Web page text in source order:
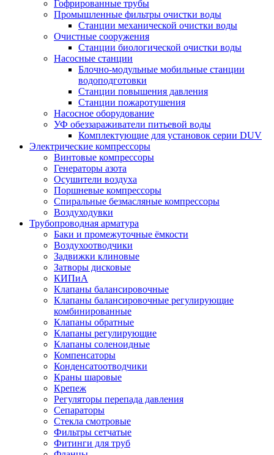
Гофрированные трубы
Промышленные фильтры очистки воды
Станции механической очистки воды
Очистные сооружения
Станции биологической очистки воды
Насосные станции
Блочно-модульные мобильные станции
водоподготовки
Станции повышения давления
Станции пожаротушения
Насосное оборудование
УФ обеззараживатели питьевой воды
Комплектующие для установок серии DUV
Электрические компрессоры
Винтовые компрессоры
Генераторы азота
Осушители воздуха
Поршневые компрессоры
Спиральные безмасляные компрессоры
Воздуходувки
Трубопроводная арматура
Баки и промежуточные ёмкости
Воздухоотводчики
Задвижки клиновые
Затворы дисковые
КИПиА
Клапаны балансировочные
Клапаны балансировочные регулирующие
комбинированные
Клапаны обратные
Клапаны регулирующие
Клапаны соленоидные
Компенсаторы
Конденсатоотводчики
Краны шаровые
Крепеж
Регуляторы перепада давления
Сепараторы
Стекла смотровые
Фильтры сетчатые
Фитинги для труб